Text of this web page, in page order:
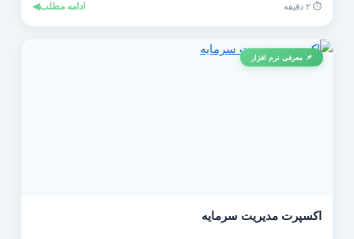
ادامه مطلب◀
📌 معرفی نرم افزار
اکسپرت مدیریت سرمایه